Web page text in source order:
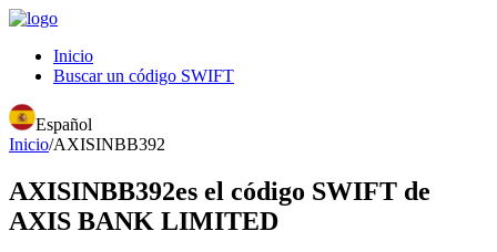
Inicio
Buscar un código SWIFT
Español
Inicio/AXISINBB392
AXISINBB392es el código SWIFT de
AXIS BANK LIMITED